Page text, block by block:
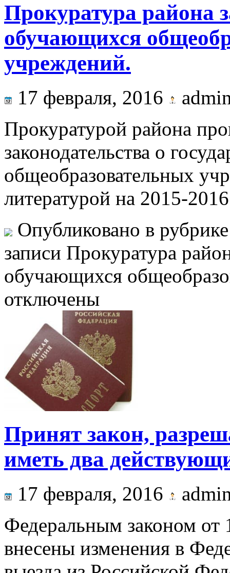
Прокуратура района
обучающихся
учреждений.
17 февраля, 2016
Прокуратурой района
законодательства о
общеобразовательных
литературой на 2015-
Опубликовано в
записи Прокуратура
обучающихся
отключены
Принят закон,
иметь два
17 февраля, 2016
Федеральным законом
внесены изменения в